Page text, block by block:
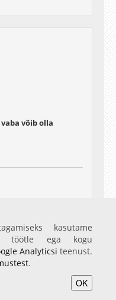
võib olla
kasutame
töötle ega kogu
Analyticsi teenust.
.
OK